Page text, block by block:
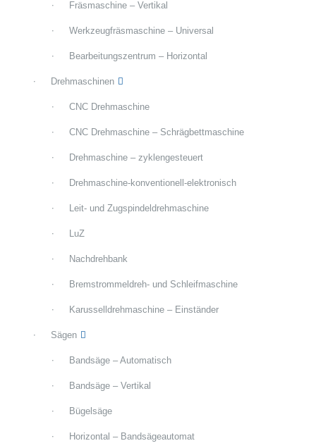
Fräsmaschine – Vertikal
Werkzeugfräsmaschine – Universal
Bearbeitungszentrum – Horizontal
Drehmaschinen
CNC Drehmaschine
CNC Drehmaschine – Schrägbettmaschine
Drehmaschine – zyklengesteuert
Drehmaschine-konventionell-elektronisch
Leit- und Zugspindeldrehmaschine
LuZ
Nachdrehbank
Bremstrommeldreh- und Schleifmaschine
Karusselldrehmaschine – Einständer
Sägen
Bandsäge – Automatisch
Bandsäge – Vertikal
Bügelsäge
Horizontal – Bandsägeautomat